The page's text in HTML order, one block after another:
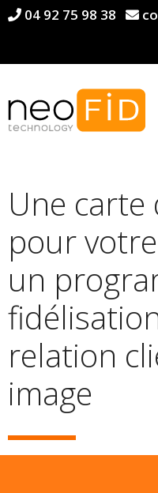
04 92 75 98 38
Une
pour
un
relation
image